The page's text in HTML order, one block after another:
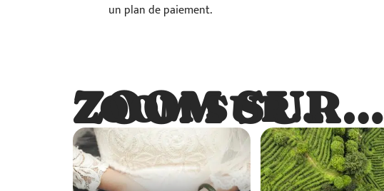
un plan de paiement.
ZOOM SUR…
ZOOM SUR…